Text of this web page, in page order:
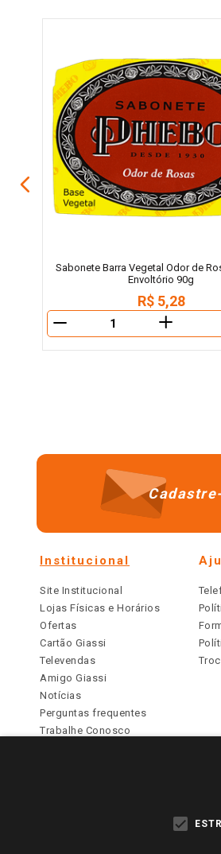
Sabonete Barra Vegetal Odor de
Envoltório 90g
R$ 5,28
＋
Institucional
Site Institucional
Lojas Físicas e Horários
Ofertas
Cartão Giassi
Televendas
Amigo Giassi
Notícias
Perguntas frequentes
Trabalhe Conosco
PARA VER
TODOS OS PREÇOS E